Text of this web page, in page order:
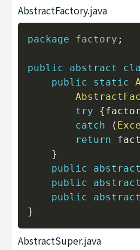
AbstractFactory.java
package factory ;
public abstract
public
static
try
{
catch
(
return
}
public
abstract
public
abstract
public
abstract
}
AbstractSuper.java